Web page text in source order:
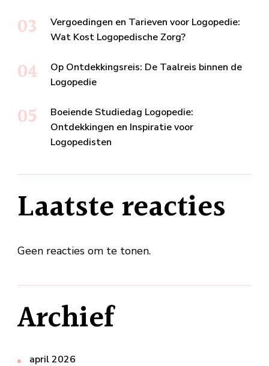
Vergoedingen en Tarieven voor Logopedie:
Wat Kost Logopedische Zorg?
Op Ontdekkingsreis: De Taalreis binnen de
Logopedie
Boeiende Studiedag Logopedie:
Ontdekkingen en Inspiratie voor
Logopedisten
Laatste reacties
Geen reacties om te tonen.
Archief
april 2026